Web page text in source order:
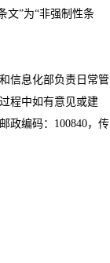
文”为“非强制性条
信息化部负责日常管
程中如有意见或建
政编码： 100840，传